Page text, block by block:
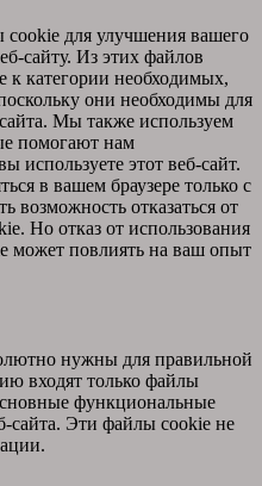
cookie для улучшения вашего
сайту. Из этих файлов
к категории необходимых,
они необходимы для
Мы также используем
помогают нам
используете этот веб-сайт.
в вашем браузере только с
возможность отказаться от
Но отказ от использования
может повлиять на ваш опыт
нужны для правильной
входят только файлы
функциональные
сайта. Эти файлы cookie не